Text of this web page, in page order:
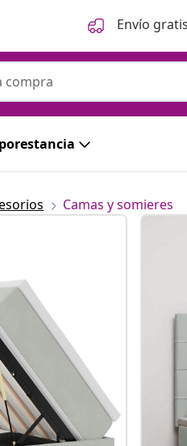
Envío
Camas y somieres